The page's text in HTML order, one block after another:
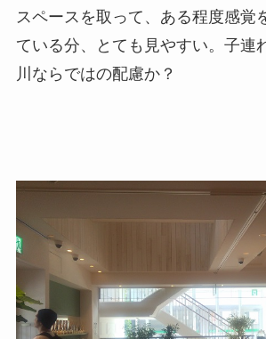
スペースを取って、ある程度感覚
ている分、とても見やすい。子連
川ならではの配慮か？